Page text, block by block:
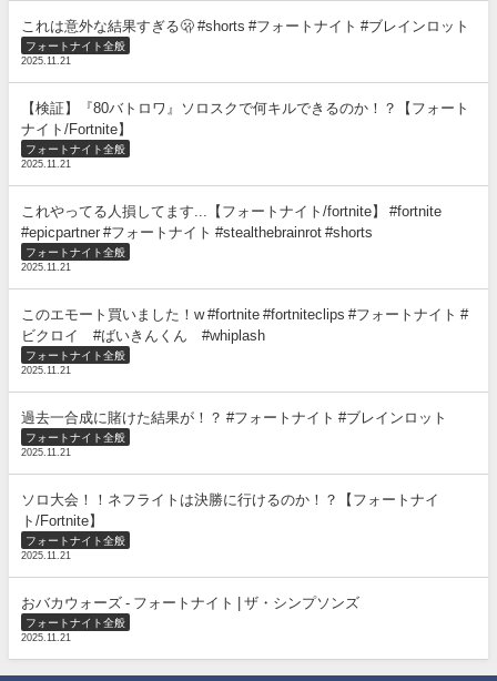
これは意外な結果すぎる🫢 #shorts #フォートナイト #ブレインロット
フォートナイト全般
2025.11.21
【検証】『80バトロワ』ソロスクで何キルできるのか！？【フォート
ナイト/Fortnite】
フォートナイト全般
2025.11.21
これやってる人損してます...【フォートナイト/fortnite】 #fortnite
#epicpartner #フォートナイト #stealthebrainrot #shorts
フォートナイト全般
2025.11.21
このエモート買いました！w #fortnite #fortniteclips #フォートナイト #
ビクロイ #ばいきんくん #whiplash
フォートナイト全般
2025.11.21
過去一合成に賭けた結果が！？ #フォートナイト #ブレインロット
フォートナイト全般
2025.11.21
ソロ大会！！ネフライトは決勝に行けるのか！？【フォートナイ
ト/Fortnite】
フォートナイト全般
2025.11.21
おバカウォーズ - フォートナイト | ザ・シンプソンズ
フォートナイト全般
2025.11.21